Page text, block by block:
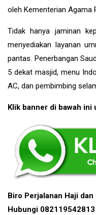
oleh Kementerian Agama
Tidak hanya jaminan
menyediakan layanan
pantas. Penerbangan
5 dekat masjid, menu
AC, dan pembimbing
Klik banner di bawah ini
Biro Perjalanan Haji
Hubungi 082119542813